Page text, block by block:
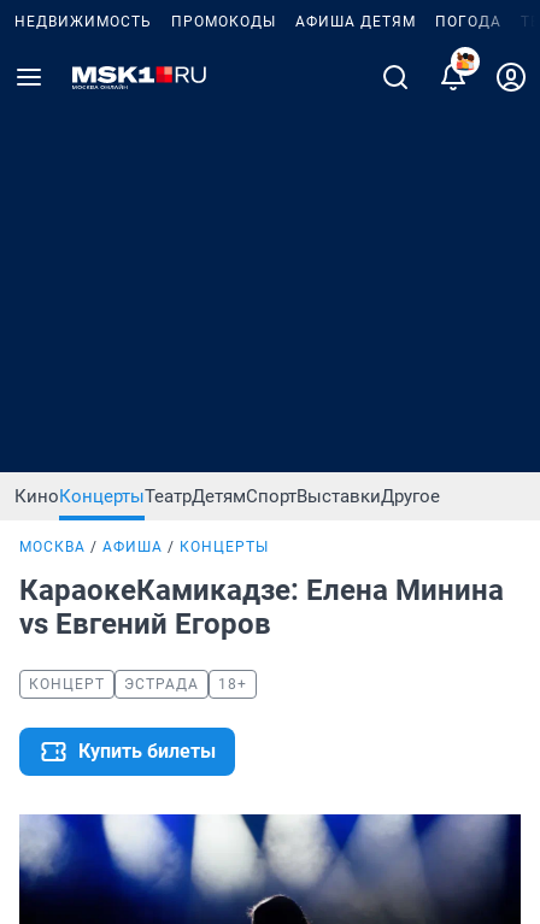
НЕДВИЖИМОСТЬ ПРОМОКОДЫ АФИША ДЕТЯМ ПОГОДА
КиноКонцертыТеатрДетямСпортВыставкиДругое
МОСКВА АФИША КОНЦЕРТЫ
КараокеКамикадзе: Елена Минина
vs Евгений Егоров
КОНЦЕРТ ЭСТРАДА 18+
Купить билеты